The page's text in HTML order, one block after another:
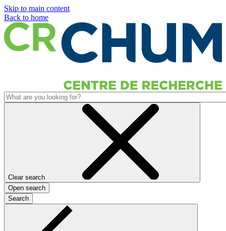
Skip to main content
Back to home
Clear search
Open search
Search